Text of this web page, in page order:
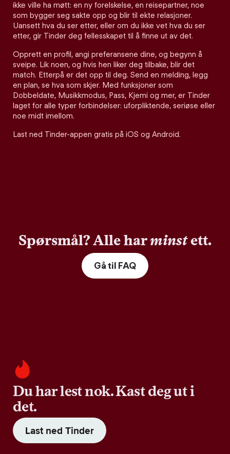
ikke ville ha møtt: en ny forelskelse, en reisepartner, noe
som bygger seg sakte opp og blir til ekte relasjoner.
Uansett hva du ser etter, eller om du ikke vet hva du ser
etter, gir Tinder deg fellesskapet til å finne ut av det.
Opprett en profil, angi preferansene dine, og begynn å
sveipe. Lik noen, og hvis hen liker deg tilbake, blir det
match. Etterpå er det opp til deg. Send en melding, legg
en plan, se hva som skjer. Med funksjoner som
Dobbeldate, Musikkmodus, Pass, Kjemi og mer, er Tinder
laget for alle typer forbindelser: uforpliktende, seriøse eller
noe midt imellom.
Last ned Tinder-appen gratis på iOS og Android.
Spørsmål? Alle harminstett.
Gå til FAQ
Du har lest nok. Kast deg ut i
det.
Last ned Tinder